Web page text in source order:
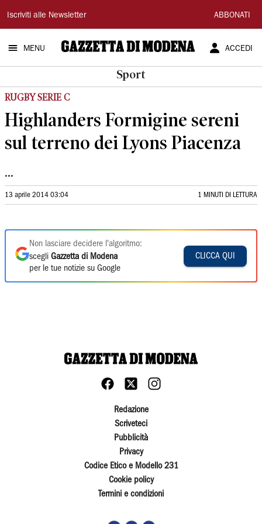
Gazzetta
di
Modena
Iscriviti alle Newsletter ABBONATI
MENU ACCEDI
Sport
RUGBY SERIE C
Highlanders Formigine sereni
sul terreno dei Lyons Piacenza
...
13 aprile 2014 03:04 1 MINUTI DI LETTURA
Non lasciare decidere l'algoritmo:
scegli Gazzetta di Modena
per le tue notizie su Google
CLICCA QUI
Redazione
Scriveteci
Pubblicità
Privacy
Codice Etico e Modello 231
Cookie policy
Termini e condizioni